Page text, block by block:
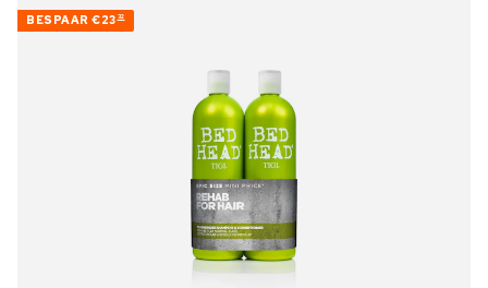
BESPAAR €23 32